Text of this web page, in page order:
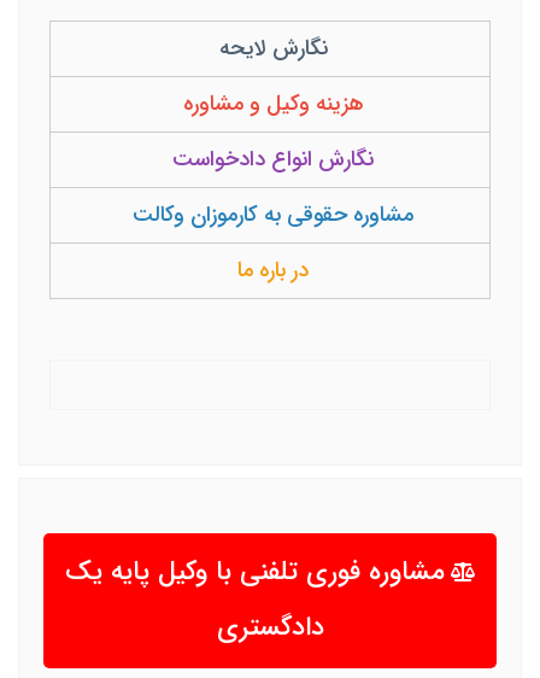
نگارش لایحه
هزینه وکیل و مشاوره
نگارش انواع دادخواست
مشاوره حقوقی به کارموزان وکالت
در باره ما
مشاوره فوری تلفنی با وکیل پایه یک
دادگستری